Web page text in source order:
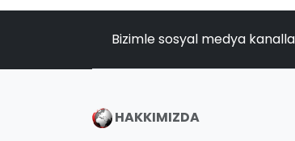
Bizimle sosyal medya
HAKKIMIZDA